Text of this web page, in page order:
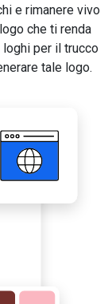
e rimanere vivo
che ti renda
per il trucco
tale logo.